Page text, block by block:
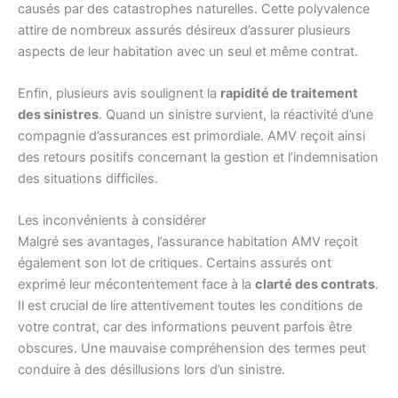
causés par des catastrophes naturelles. Cette polyvalence
attire de nombreux assurés désireux d’assurer plusieurs
aspects de leur habitation avec un seul et même contrat.
Enfin, plusieurs avis soulignent la rapidité de traitement
des sinistres. Quand un sinistre survient, la réactivité d’une
compagnie d’assurances est primordiale. AMV reçoit ainsi
des retours positifs concernant la gestion et l’indemnisation
des situations difficiles.
Les inconvénients à considérer
Malgré ses avantages, l’assurance habitation AMV reçoit
également son lot de critiques. Certains assurés ont
exprimé leur mécontentement face à la clarté des contrats.
Il est crucial de lire attentivement toutes les conditions de
votre contrat, car des informations peuvent parfois être
obscures. Une mauvaise compréhension des termes peut
conduire à des désillusions lors d’un sinistre.